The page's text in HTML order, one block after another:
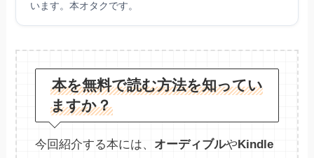
います。本オタクです。
本を無料で読む方法を知ってい
ますか？
今回紹介する本には、 オーディブルや Kindle